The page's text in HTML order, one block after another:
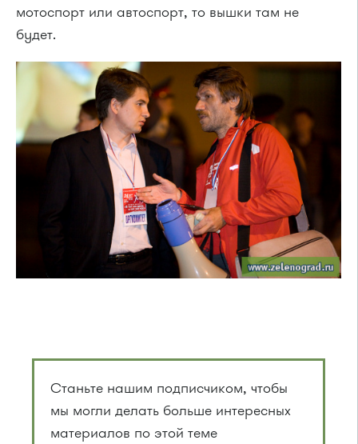
мотоспорт или автоспорт, то вышки там не
будет.
Станьте нашим подписчиком, чтобы
мы могли делать больше интересных
материалов по этой теме